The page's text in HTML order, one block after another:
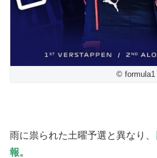
© formula1
雨に祟られた土曜予選と異なり、
報。